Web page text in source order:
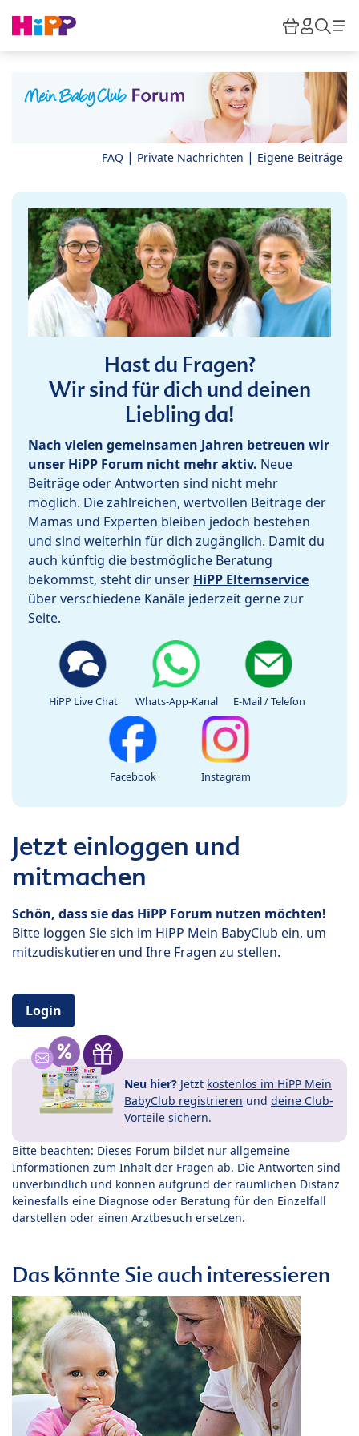
HiPP
FAQ | Private Nachrichten | Eigene Beiträge
Hast du Fragen?
Wir sind für dich und deinen
Liebling da!
Nach vielen gemeinsamen Jahren betreuen wir
unser HiPP Forum nicht mehr aktiv. Neue
Beiträge oder Antworten sind nicht mehr
möglich. Die zahlreichen, wertvollen Beiträge der
Mamas und Experten bleiben jedoch bestehen
und sind weiterhin für dich zugänglich. Damit du
auch künftig die bestmögliche Beratung
bekommst, steht dir unser HiPP Elternservice
über verschiedene Kanäle jederzeit gerne zur
Seite.
HiPP Live Chat Whats-App-Kanal E-Mail / Telefon
Facebook Instagram
Jetzt einloggen und
mitmachen
Schön, dass sie das HiPP Forum nutzen möchten!
Bitte loggen Sie sich im HiPP Mein BabyClub ein, um
mitzudiskutieren und Ihre Fragen zu stellen.
Login
Neu hier? Jetzt kostenlos im HiPP Mein
BabyClub registrieren und deine Club-
Vorteile sichern.
Bitte beachten: Dieses Forum bildet nur allgemeine
Informationen zum Inhalt der Fragen ab. Die Antworten sind
unverbindlich und können aufgrund der räumlichen Distanz
keinesfalls eine Diagnose oder Beratung für den Einzelfall
darstellen oder einen Arztbesuch ersetzen.
Das könnte Sie auch interessieren